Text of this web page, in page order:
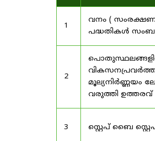
1
വനം ( സംരക്ഷണ
പദ്ധതികൾ
2
മൂല്യനിർണ്ണയം
വരുത്തി ഉത്തരവ്
3 സ്റ്റെപ് ബൈ